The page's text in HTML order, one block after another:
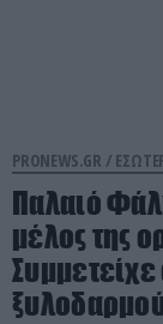
PRONEWS.GR /
Παλαιό
μέλος της